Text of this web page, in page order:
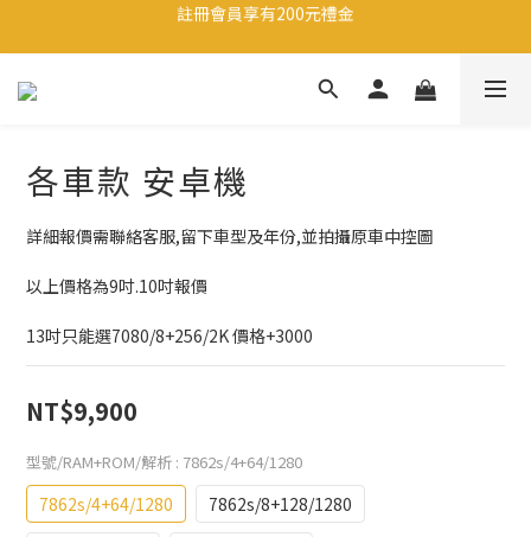
註冊會員享有200元禮金
滿1500即享免運-至領卷中心領取免運卷
註冊會員享有200元禮金
各車款 安卓機
詳細報價需聯絡客服,留下車型及年份,並拍攝原車中控圖
以上價格為9吋.10吋報價
13吋只能選7080/8+256/2K 價格+3000
NT$9,900
型號/RAM+ROM/解析 : 7862s/4+64/1280
7862s/4+64/1280
7862s/8+128/1280